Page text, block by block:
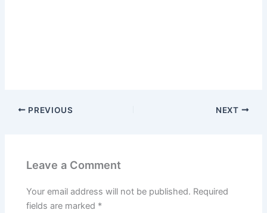
PREVIOUS NEXT
Leave a Comment
Your email address will not be published. Required
fields are marked *